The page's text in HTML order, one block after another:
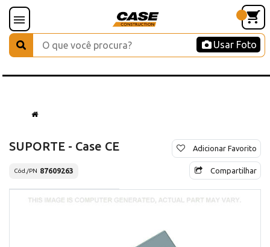
Usar Foto
SUPORTE - Case CE
Cód./PN 87609263
Adicionar Favorito
Compartilhar